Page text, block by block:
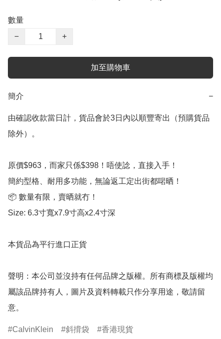
數量
−
+
加至購物車
簡介 −
由確認收款當日計，貨品會於3日內以順豐寄出（預購貨品
除外）。
原價$963，而家只係$398！唔使諗，直接入手！
簡約型格、耐用多功能，無論返工定出街都啱晒！
📦 數量有限，賣晒就冇！
Size: 6.3寸寬x7.9寸高x2.4寸深
本貨品為平行進口正貨
聲明：本公司並沒持有任何品牌之版權。所有商標及版權均
屬該品牌持有人，圖片及資料轉載只作分享用途，敬請留
意。
CalvinKlein 斜揹袋 香港現貨